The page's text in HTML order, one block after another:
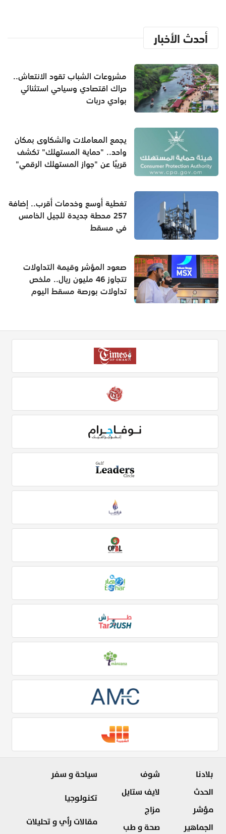
أحدث الأخبار
مشروعات الشباب تقود الانتعاش..
حراك اقتصادي وسياحي استثنائي
بوادي دربات
يجمع المعاملات والشكاوى بمكان
واحد.. "حماية المستهلك" تكشف
قريبًا عن "جواز المستهلك الرقمي"
تغطية أوسع وخدمات أقرب.. إضافة
257 محطة جديدة للجيل الخامس
في مسقط
صعود المؤشر وقيمة التداولات
تتجاوز 46 مليون ريال.. ملخص
تداولات بورصة مسقط اليوم
بلادنا
الحدث
مؤشر
الجماهير
شوف
لايف ستايل
مزاج
صحة و طب
سياحة و سفر
تكنولوجيا
مقالات رأي و تحليلات